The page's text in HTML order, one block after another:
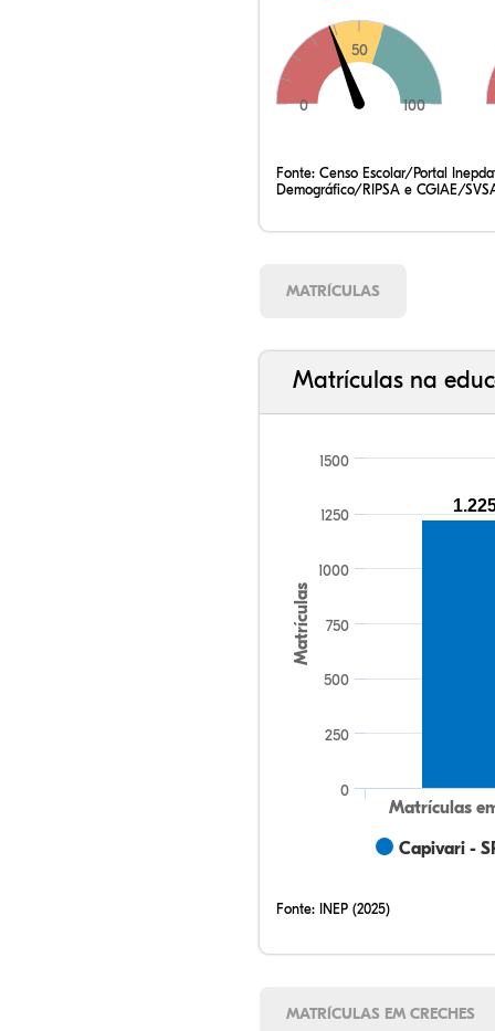
0
50
100
Fonte: Censo Escolar/Portal
Demográfico/RIPSA e CGIAE/
MATRÍCULAS
Matrículas na
Matrículas
Capivari -
Matrículas
0
250
500
750
1000
1250
1500
Fonte: INEP (2025)
MATRÍCULAS EM CRECHES